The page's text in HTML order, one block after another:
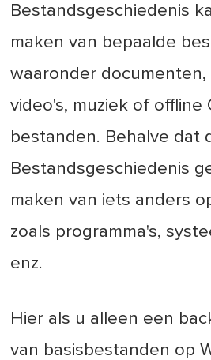
Bestandsgeschiedenis
maken van bepaalde
waaronder documenten,
video's, muziek of offline
bestanden. Behalve dat
Bestandsgeschiedenis
maken van iets anders
zoals programma's,
enz.
Hier als u alleen een
van basisbestanden op